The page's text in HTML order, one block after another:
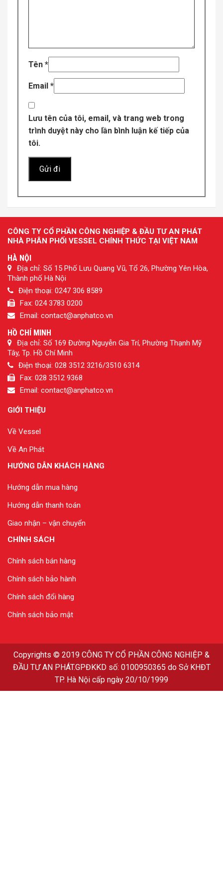
Tên *
Email *
Lưu tên của tôi, email, và trang web trong
trình duyệt này cho lần bình luận kế tiếp của
tôi.
CÔNG TY CỔ PHẦN CÔNG NGHIỆP & ĐẦU TƯ AN PHÁT
NHÀ PHÂN PHỐI VESSEL CHÍNH THỨC TẠI VIỆT NAM
HÀ NỘI
Địa chỉ: Số 15 Phố Lưu Quang Vũ, Tổ 26, Phường Yên Hòa,
Thành phố Hà Nội
Điện thoại: 0247 306 8589
Fax: 024 3783 0200
Email: contact@anphatco.vn
HỒ CHÍ MINH
Địa chỉ: Số 169 Đường Nguyễn Gia Trí, Phường Thạnh Mỹ
Tây, Tp. Hồ Chí Minh
Điện thoại: 028 3512 3216/3510 6314
Fax: 028 3512 9368
Email: contact@anphatco.vn
GIỚI THIỆU
Về Vessel
Về An Phát
HƯỚNG DẪN KHÁCH HÀNG
Hướng dẫn mua hàng
Hướng dẫn thanh toán
Giao nhận – vận chuyển
CHÍNH SÁCH
Chính sách bán hàng
Chính sách bảo hành
Chính sách đổi hàng
Chính sách bảo mật
Copyrights © 2019 CÔNG TY CỔ PHẦN CÔNG NGHIỆP &
ĐẦU TƯ AN PHÁT.GPĐKKD số: 0100950365 do Sở KHĐT
TP. Hà Nội cấp ngày 20/10/1999